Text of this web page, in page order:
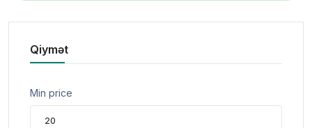
Qiymət
Min price